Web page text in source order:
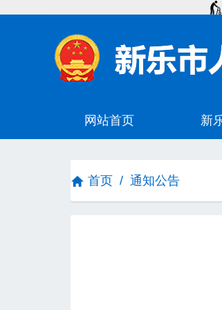
首页 / 通知公告